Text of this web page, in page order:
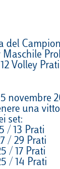
del
Volley
novembre
una
set:
/ 13 Prati
/ 29 Prati
/ 17 Prati
/ 14 Prati